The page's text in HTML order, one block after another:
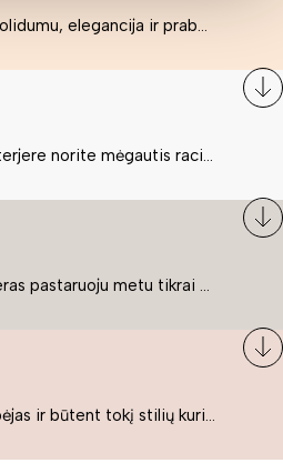
Klasikiniai baldai alsuoja solidumu, elegancija ir prabanga. Paprastai jie būna masyvūs, kuria didybės įspūdį. Neabejotinai jie bus geriausias pasirinkimas estetiškam ir rafinuotam klasikiniam namų interjerui. Kartais klasikiniai baldai traktuojami kaip senoviniai, bet tai ne tiesa – klasika yra stilius, neišsemiama elegancija ir rafinuotumas.
Jei savo namų ar biuro interjere norite mėgautis racionaliai išnaudotomis erdvėmis, funkcionalumu ir esate neabejingi tamsesniam koloritui bei praktiškiems sprendimams, tuomet industrinis stilius bus būtent tai, ko Jums reikia. O industrinio stiliaus baldus išsirinksite mūsų asortimente.
Modernios klasikos interjeras pastaruoju metu tikrai yra „ant bangos“. Tie, kurie nenori pernelyg nutolti nuo klasikos, bet drauge žavisi šiuolaikiškais sprendimais, su malonumu savo namuose kuria klasikos ir modernaus interjero tandemą – elegantišką, subtilų ir žavingą.
Jei esate prabangos gerbėjas ir būtent tokį stilių kuriate savo namuose ar biure, tuomet solidūs, prabangūs baldai nepriekaištingai įsilies į Jūsų kuriamą interjerą.